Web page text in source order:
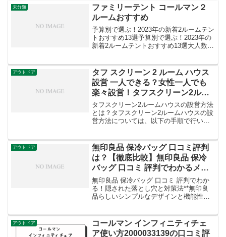
も人気です。この記事では、三重県でシ
ーグラス採取におすすめの...
未分類
ファミリーテント コールマン２
ルームおすすめ
予算別で選ぶ！2023年の新着2ルームテン
トおすすめ13選予算別で選ぶ！2023年の
新着2ルームテントおすすめ13選大人数で
ルームテント10選コールマンの人気2ル...
アウトドア
タフ スクリーン 2 ルーム ハウス
設営 一人できる？女性一人でも
楽々設営！タフスクリーン2ルー
ムハウスの方法
タフスクリーン2ルームハウスの設営方法
とは？タフスクリーン2ルームハウスの設
営方法については、以下の手順で行いま
るようにフライシートを広げます。立て
テープがバックルで繋...
アウトドア
無印良品 保冷バッグ 口コミ評判
は？【徹底比較】無印良品 保冷
バッグ 口コミ 評判でわかるメリ
ット・デメリット
無印良品 保冷バッグ 口コミ 評判でわか
る！隠された落とし穴と対策法**無印良
品らしいシンプルなデザインと機能性で
いにくかったり、保冷性能がイマイチだ
ったりと、後悔し...
アウトドア
コールマン インフィニティチェ
ア使い方2000033139の口コミ評